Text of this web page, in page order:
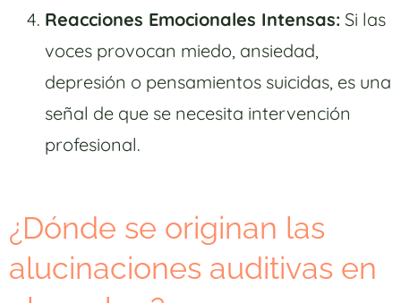
Reacciones Emocionales Intensas: Si las
voces provocan miedo, ansiedad,
depresión o pensamientos suicidas, es una
señal de que se necesita intervención
profesional.
¿Dónde se originan las
alucinaciones auditivas en